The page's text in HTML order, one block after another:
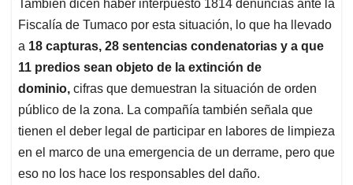
También dicen haber interpuesto 1814 denuncias ante la
Fiscalía de Tumaco por esta situación, lo que ha llevado
a 18 capturas, 28 sentencias condenatorias y a que
11 predios sean objeto de la extinción de
dominio, cifras que demuestran la situación de orden
público de la zona. La compañía también señala que
tienen el deber legal de participar en labores de limpieza
en el marco de una emergencia de un derrame, pero que
eso no los hace los responsables del daño.